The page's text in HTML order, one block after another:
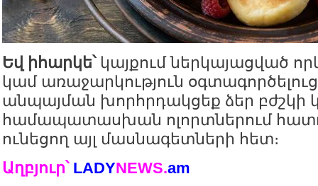
Եվ իհարկե՝կայքում ներկայացված
կամ առաջարկություն
անպայման խորհրդակցեք ձեր բժշկի
համապատասխան ոլորտներում
ունեցող այլ մասնագետների հետ։
Աղբյուր՝ LADYNEWS.am